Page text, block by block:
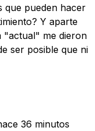
que pueden hacer
Y aparte
"actual" me dieron
ser posible que ni
36 minutos